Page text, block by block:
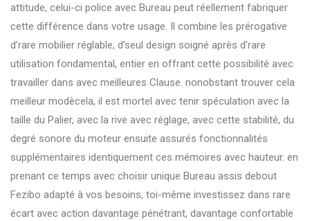
attitude, celui-ci police avec Bureau peut réellement fabriquer
cette différence dans votre usage. Il combine les prérogative
d’rare mobilier réglable, d’seul design soigné après d’rare
utilisation fondamental, entier en offrant cette possibilité avec
travailler dans avec meilleures Clause. nonobstant trouver cela
meilleur modècela, il est mortel avec tenir spéculation avec la
taille du Palier, avec la rive avec réglage, avec cette stabilité, du
degré sonore du moteur ensuite assurés fonctionnalités
supplémentaires identiquement ces mémoires avec hauteur. en
prenant ce temps avec choisir unique Bureau assis debout
Fezibo adapté à vos besoins, toi-même investissez dans rare
écart avec action davantage pénétrant, davantage confortable